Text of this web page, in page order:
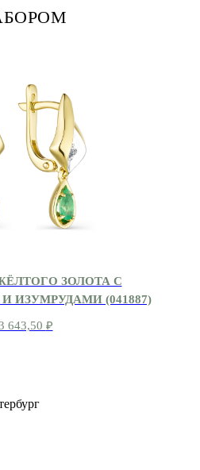
ЗОЛОТА С
ИЗУМРУДАМИ (041887)
643,50 ₽